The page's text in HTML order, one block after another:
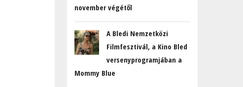
november végétől
A Bledi Nemzetközi
Filmfesztivál, a Kino Bled
versenyprogramjában a
Mommy Blue